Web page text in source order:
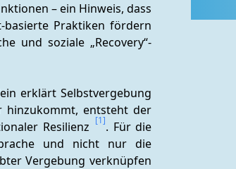
– ein Hinweis, dass
basierte Praktiken fördern
und soziale „Recovery“-
erklärt Selbstvergebung
hinzukommt, entsteht der
Resilienz [1]. Für die
und nicht nur die
Vergebung verknüpfen